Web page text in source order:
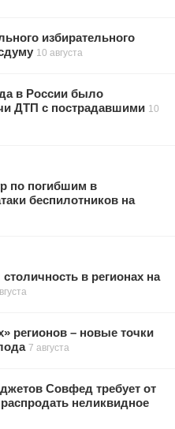
избирательного
10 августа
в России было
ДТП с пострадавшими 10
по погибшим в
беспилотников на
в регионах на
регионов – новые точки
7 августа
Совфед требует от
неликвидное